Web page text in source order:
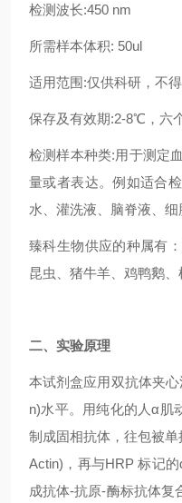
检测波长:450 nm
所需样本体积: 50ul
适用范围:仅供科研，不得
保存及有效期:2-8℃，六
检测样本种类:用于测定
量或者表达。例如适合
水、灌洗液、脑脊液、细
臻科生物供应的种属有
昆虫、猪牛羊、鸡鸭鹅
二、实验原理
本试剂盒应用双抗体夹
n)水平。用纯化的人α肌
制成固相抗体，往包被
Actin)，再与HRP 标记
成抗体-抗原-酶标抗体复